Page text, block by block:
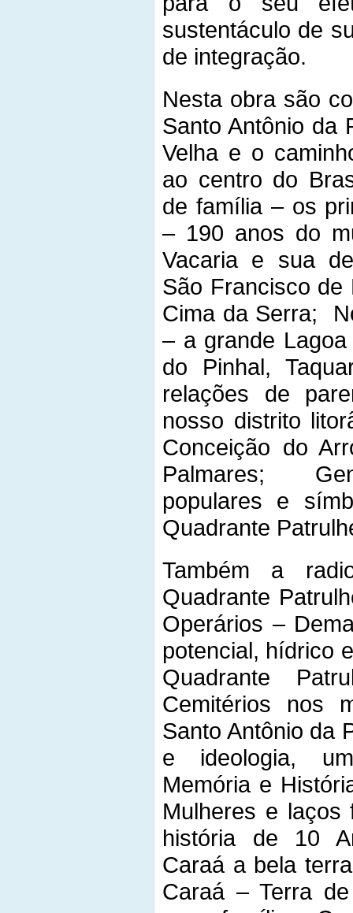
sustentáculo de
de integração.
Nesta obra são
Santo Antônio da
Velha e o
ao centro do
de família – os
– 190 anos do
Vacaria e sua
São Francisco de
Cima da Serra;
– a grande
do Pinhal,
relações de
nosso distrito
Conceição do
Palmares;
populares e
Quadrante
Também a
Quadrante
Operários –
potencial, hídrico
Quadrante
Cemitérios nos
Santo Antônio da
e ideologia,
Memória e
Mulheres e laços
história de 10
Caraá a bela
Caraá – Terra